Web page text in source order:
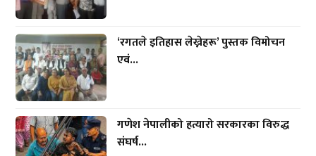
‘रगतले इतिहास लेख्नेहरू’ पुस्तक विमोचन
एवं...
गणेश नेपालीको हत्यारो सरकारका विरुद्ध
संघर्ष...